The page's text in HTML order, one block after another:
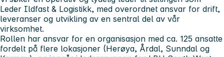
Leder Ildfast & Logistikk, med overordnet ansvar for drift,
leveranser og utvikling av en sentral del av vår
virksomhet.
Rollen har ansvar for en organisasjon med ca. 125 ansatte
fordelt på flere lokasjoner (Herøya, Årdal, Sunndal og